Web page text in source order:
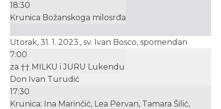
18:30
Krunica Božanskoga milosrđa
Utorak, 31. 1. 2023., sv. Ivan Bosco, spomendan
7:00
za †† MILKU i JURU Lukendu
Don Ivan Turudić
17:30
Krunica: Ina Marinčić, Lea Pervan, Tamara Šilić,